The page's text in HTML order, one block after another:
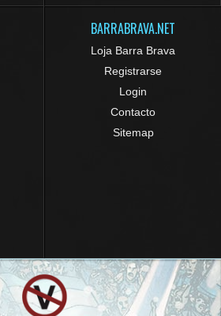
BARRABRAVA.NET
Loja Barra Brava
Registrarse
Login
Contacto
Sitemap